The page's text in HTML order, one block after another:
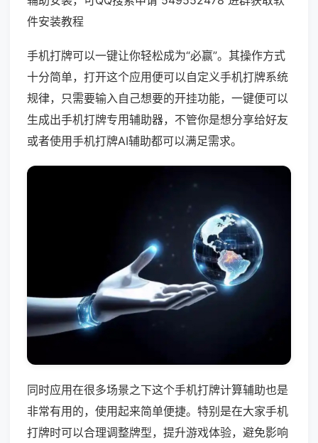
件安装教程
手机打牌可以一键让你轻松成为“必赢”。其操作方式
十分简单，打开这个应用便可以自定义手机打牌系统
规律，只需要输入自己想要的开挂功能，一键便可以
生成出手机打牌专用辅助器，不管你是想分享给好友
或者使用手机打牌AI辅助都可以满足需求。
同时应用在很多场景之下这个手机打牌计算辅助也是
非常有用的，使用起来简单便捷。特别是在大家手机
打牌时可以合理调整牌型，提升游戏体验，避免影响